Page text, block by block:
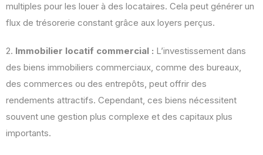
multiples pour les louer à des locataires. Cela peut générer un
flux de trésorerie constant grâce aux loyers perçus.
2. Immobilier locatif commercial : L’investissement dans
des biens immobiliers commerciaux, comme des bureaux,
des commerces ou des entrepôts, peut offrir des
rendements attractifs. Cependant, ces biens nécessitent
souvent une gestion plus complexe et des capitaux plus
importants.